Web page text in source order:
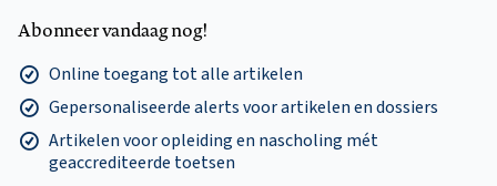
Abonneer vandaag nog!
Online toegang tot alle artikelen
Gepersonaliseerde alerts voor artikelen en dossiers
Artikelen voor opleiding en nascholing mét
geaccrediteerde toetsen